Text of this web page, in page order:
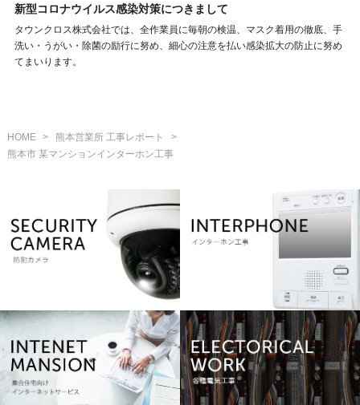
新型コロナウイルス感染対策につきまして
タウンクロス株式会社では、全作業員に毎朝の検温、マスク着用の徹底、手
洗い・うがい・除菌の励行に努め、細心の注意を払い感染拡大の防止に努め
てまいります。
HOME > 熊本営業所 工事レポート
>
熊本市 某マンションインターホン工事